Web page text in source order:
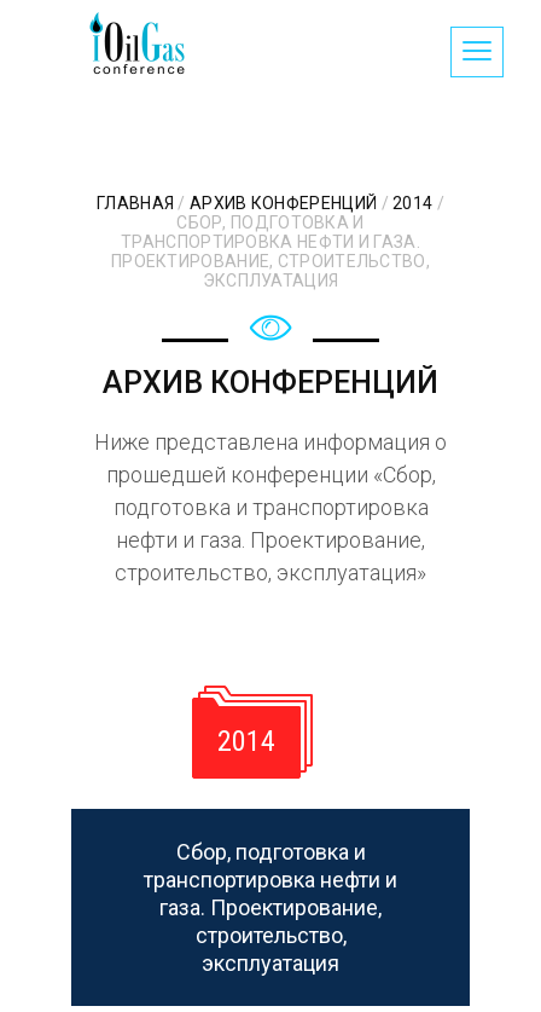
ГЛАВНАЯ /АРХИВ КОНФЕРЕНЦИЙ /2014 /
СБОР, ПОДГОТОВКА И
ТРАНСПОРТИРОВКА НЕФТИ И ГАЗА.
ПРОЕКТИРОВАНИЕ, СТРОИТЕЛЬСТВО,
ЭКСПЛУАТАЦИЯ
АРХИВ КОНФЕРЕНЦИЙ
Ниже представлена информация о
прошедшей конференции «Сбор,
подготовка и транспортировка
нефти и газа. Проектирование,
строительство, эксплуатация»
2014
Сбор, подготовка и
транспортировка нефти и
газа. Проектирование,
строительство,
эксплуатация